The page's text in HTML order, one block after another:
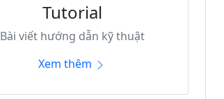
Tutorial
Bài viết hướng dẫn kỹ thuật
Xem thêm